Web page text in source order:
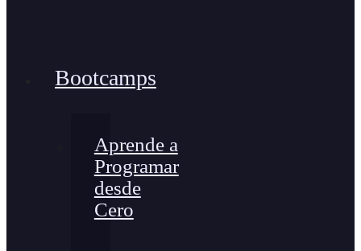
Bootcamps
Aprende a
Programar
desde
Cero